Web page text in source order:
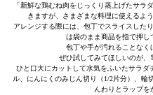
「新鮮な鶏むね肉をじっくり蒸上げたサラ
きますが、さまざまな料理に使えるよ
アレンジする際には、包丁でスライスした
は袋のまま商品を指で押し
包丁や手が汚れることなく
ぜひ試してみてほしいのが、
ひと口大にカットして水気をふいたサラダ
ル、にんにくのみじん切り（1/2片分）、輪
んわりとラップを